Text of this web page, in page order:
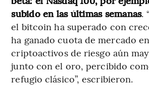
subido en las últimas semanas.
el bitcoin ha superado con
ha ganado cuota de mercado
criptoactivos de riesgo aún
junto con el oro, percibido
refugio clásico”, escribieron.